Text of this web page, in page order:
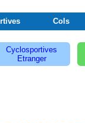
Cols
Cyclosportives
Etranger